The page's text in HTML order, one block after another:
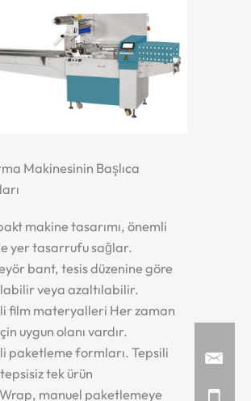
Makinesinin Başlıca
makine tasarımı, önemli
yer tasarrufu sağlar.
bant, tesis düzenine göre
veya azaltılabilir.
film materyalleri Her zaman
uygun olanı vardır.
paketleme formları. Tepsili
tek ürün
manuel paketlemeye